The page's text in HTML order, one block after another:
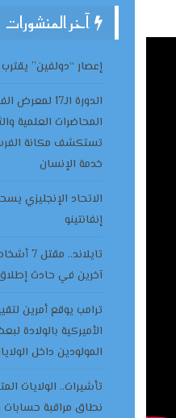
آخر المنشورات
إعصار “دولفين”
الدورة الـ17
المحاضرات العلمية
تستكشف مكانة
خدمة الإنسان
الاتحاد الإنجليزي
إنفانتينو
آخرين في حادث
ترامب يوقع أمرين
الأميركية بالولادة
المولودين داخل
تأشيرات.. الولايات
نطاق مراقبة